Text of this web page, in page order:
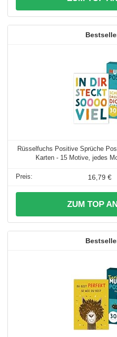
Rüsselfuchs Positive Sprüche
Karten - 15 Motive, jedes
16,79 €
ZUM TOP